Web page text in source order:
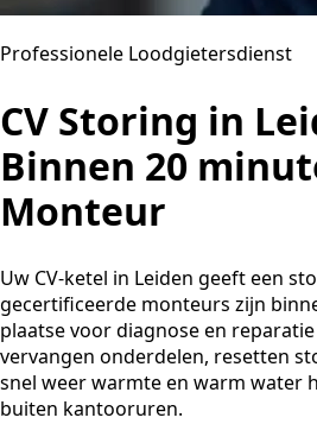
Professionele Loodgietersdienst
CV Storing in
Binnen 20
Monteur
Uw CV-ketel in Leiden geeft een
gecertificeerde monteurs zijn
plaatse voor diagnose en
vervangen onderdelen, resetten
snel weer warmte en warm water
buiten kantooruren.